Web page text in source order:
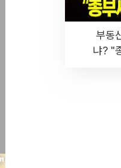
부동
냐? "